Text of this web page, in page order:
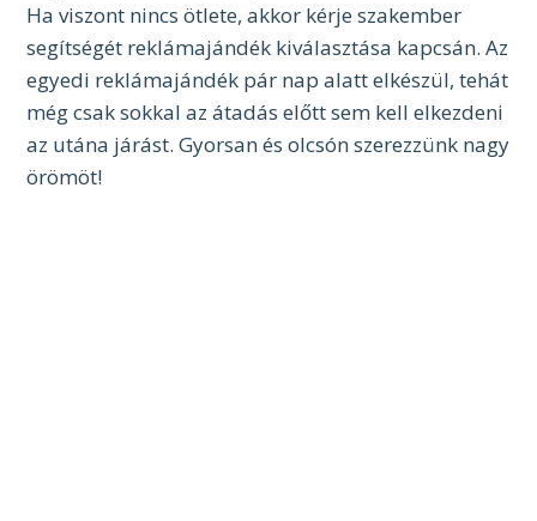
Ha viszont nincs ötlete, akkor kérje szakember
segítségét reklámajándék kiválasztása kapcsán. Az
egyedi reklámajándék pár nap alatt elkészül, tehát
még csak sokkal az átadás előtt sem kell elkezdeni
az utána járást. Gyorsan és olcsón szerezzünk nagy
örömöt!